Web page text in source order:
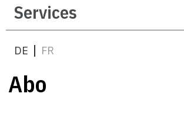
Services
DE FR
Abo